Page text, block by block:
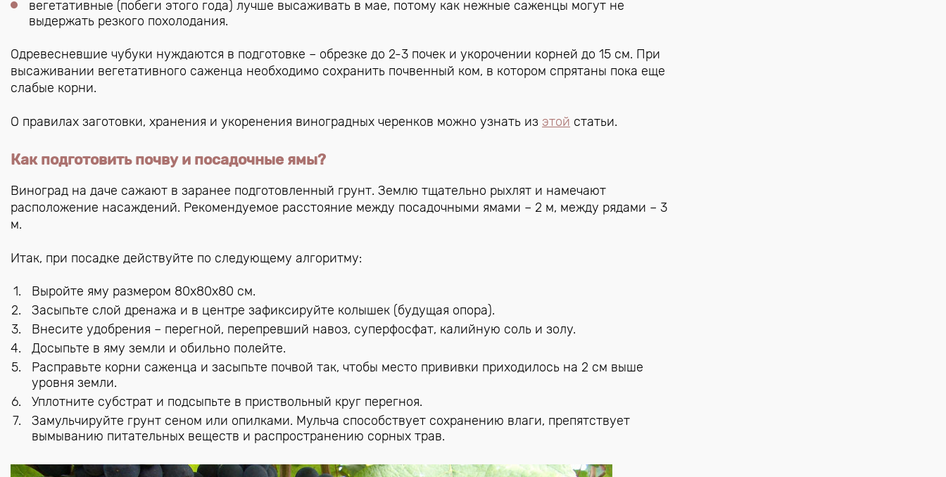
вегетативные (побеги этого года) лучше высаживать в мае, потому как нежные саженцы могут не
выдержать резкого похолодания.
Одревесневшие чубуки нуждаются в подготовке – обрезке до 2-3 почек и укорочении корней до 15 см. При
высаживании вегетативного саженца необходимо сохранить почвенный ком, в котором спрятаны пока еще
слабые корни.
О правилах заготовки, хранения и укоренения виноградных черенков можно узнать из этой статьи.
Как подготовить почву и посадочные ямы?
Виноград на даче сажают в заранее подготовленный грунт. Землю тщательно рыхлят и намечают
расположение насаждений. Рекомендуемое расстояние между посадочными ямами – 2 м, между рядами – 3
м.
Итак, при посадке действуйте по следующему алгоритму:
Выройте яму размером 80х80х80 см.
Засыпьте слой дренажа и в центре зафиксируйте колышек (будущая опора).
Внесите удобрения – перегной, перепревший навоз, суперфосфат, калийную соль и золу.
Досыпьте в яму земли и обильно полейте.
Расправьте корни саженца и засыпьте почвой так, чтобы место прививки приходилось на 2 см выше
уровня земли.
Уплотните субстрат и подсыпьте в приствольный круг перегноя.
Замульчируйте грунт сеном или опилками. Мульча способствует сохранению влаги, препятствует
вымыванию питательных веществ и распространению сорных трав.